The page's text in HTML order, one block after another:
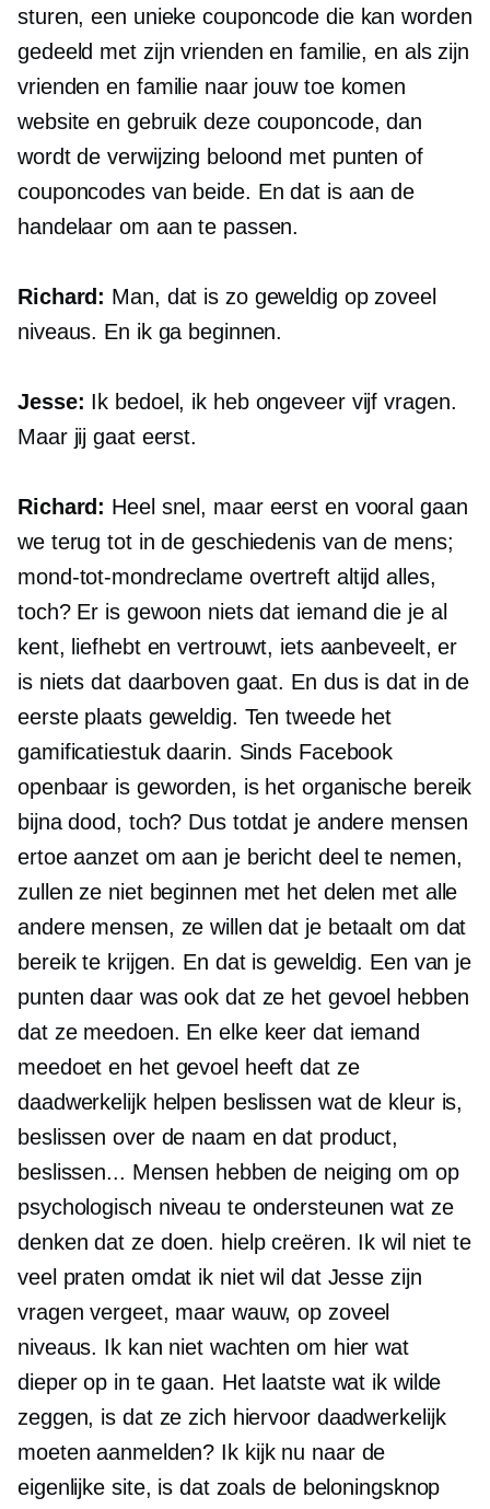
sturen, een unieke couponcode die kan worden
gedeeld met zijn vrienden en familie, en als zijn
vrienden en familie naar jouw toe komen
website en gebruik deze couponcode, dan
wordt de verwijzing beloond met punten of
couponcodes van beide. En dat is aan de
handelaar om aan te passen.
Richard: Man, dat is zo geweldig op zoveel
niveaus. En ik ga beginnen.
Jesse: Ik bedoel, ik heb ongeveer vijf vragen.
Maar jij gaat eerst.
Richard: Heel snel, maar eerst en vooral gaan
we terug tot in de geschiedenis van de mens;
mond-tot-mondreclame overtreft altijd alles,
toch? Er is gewoon niets dat iemand die je al
kent, liefhebt en vertrouwt, iets aanbeveelt, er
is niets dat daarboven gaat. En dus is dat in de
eerste plaats geweldig. Ten tweede het
gamificatiestuk daarin. Sinds Facebook
openbaar is geworden, is het organische bereik
bijna dood, toch? Dus totdat je andere mensen
ertoe aanzet om aan je bericht deel te nemen,
zullen ze niet beginnen met het delen met alle
andere mensen, ze willen dat je betaalt om dat
bereik te krijgen. En dat is geweldig. Een van je
punten daar was ook dat ze het gevoel hebben
dat ze meedoen. En elke keer dat iemand
meedoet en het gevoel heeft dat ze
daadwerkelijk helpen beslissen wat de kleur is,
beslissen over de naam en dat product,
beslissen... Mensen hebben de neiging om op
psychologisch niveau te ondersteunen wat ze
denken dat ze doen. hielp creëren. Ik wil niet te
veel praten omdat ik niet wil dat Jesse zijn
vragen vergeet, maar wauw, op zoveel
niveaus. Ik kan niet wachten om hier wat
dieper op in te gaan. Het laatste wat ik wilde
zeggen, is dat ze zich hiervoor daadwerkelijk
moeten aanmelden? Ik kijk nu naar de
eigenlijke site, is dat zoals de beloningsknop